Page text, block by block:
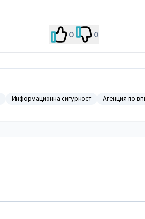
0 0
Информационна сигурност Агенция по